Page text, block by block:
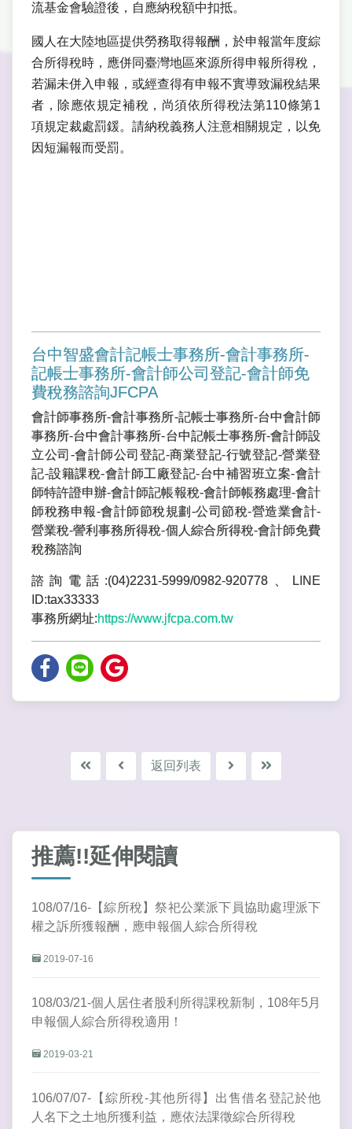
流基金會驗證後，自應納稅額中扣抵。
國人在大陸地區提供勞務取得報酬，於申報當年度綜
合所得稅時，應併同臺灣地區來源所得申報所得稅，
若漏未併入申報，或經查得有申報不實導致漏稅結果
者，除應依規定補稅，尚須依所得稅法第110條第1
項規定裁處罰鍰。請納稅義務人注意相關規定，以免
因短漏報而受罰。
台中智盛會計記帳士事務所-會計事務所-
記帳士事務所-會計師公司登記-會計師免
費稅務諮詢JFCPA
會計師事務所-會計事務所-記帳士事務所-台中會計師
事務所-台中會計事務所-台中記帳士事務所-會計師設
立公司-會計師公司登記-商業登記-行號登記-營業登
記-設籍課稅-會計師工廠登記-台中補習班立案-會計
師特許證申辦-會計師記帳報稅-會計師帳務處理-會計
師稅務申報-會計師節稅規劃-公司節稅-營造業會計-
營業稅-謍利事務所得稅-個人綜合所得稅-會計師免費
稅務諮詢
諮詢電話:(04)2231-5999/0982-920778、LINE
ID:tax33333
事務所網址:https://www.jfcpa.com.tw
返回列表
推薦!!延伸閱讀
108/07/16-【綜所稅】祭祀公業派下員協助處理派下
權之訴所獲報酬，應申報個人綜合所得稅
2019-07-16
108/03/21-個人居住者股利所得課稅新制，108年5月
申報個人綜合所得稅適用！
2019-03-21
106/07/07-【綜所稅-其他所得】出售借名登記於他
人名下之土地所獲利益，應依法課徵綜合所得稅